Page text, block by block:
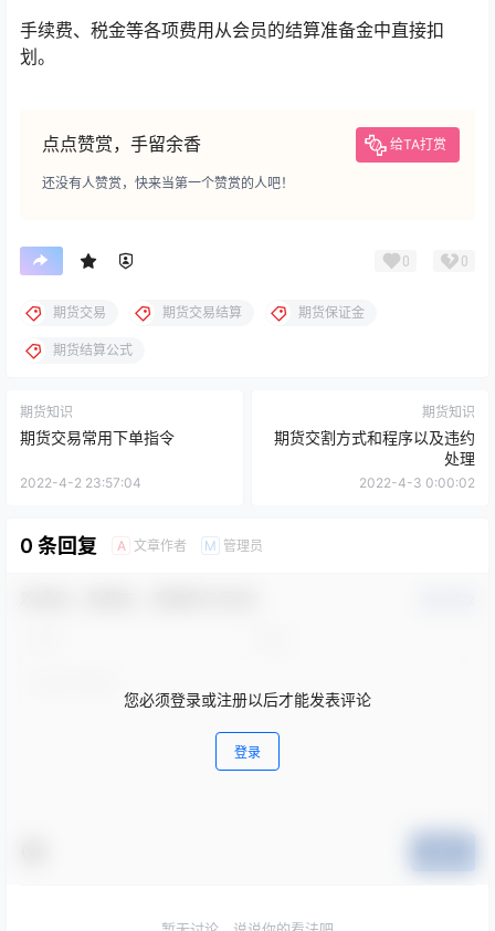
手续费、税金等各项费用从会员的结算准备金中直接扣
划。
点点赞赏，手留余香 给TA打赏
还没有人赞赏，快来当第一个赞赏的人吧！
0 0
期货交易 期货交易结算 期货保证金
期货结算公式
期货知识
期货交易常用下单指令
2022-4-2 23:57:04
期货知识
期货交割方式和程序以及违约
处理
2022-4-3 0:00:02
0 条回复 A 文章作者 M 管理员
您必须登录或注册以后才能发表评论
登录